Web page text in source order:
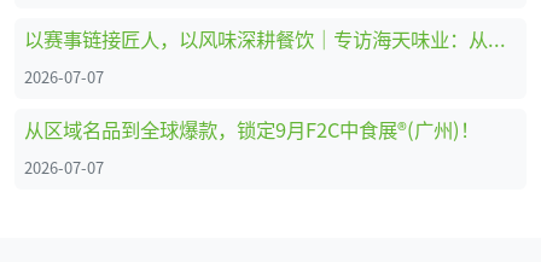
以赛事链接匠人，以风味深耕餐饮｜专访海天味业：从调味供应商到中餐行业共建者
2026-07-07
从区域名品到全球爆款，锁定9月F2C中食展®(广州)！
2026-07-07